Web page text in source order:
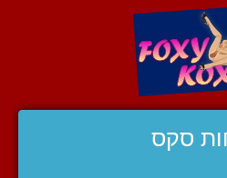
סקס